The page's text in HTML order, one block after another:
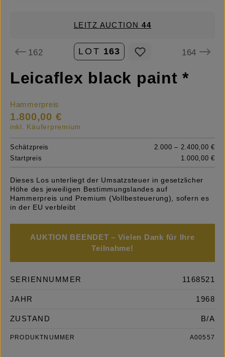
LEITZ AUCTION44
162 LOT 163 164
Leicaflex black paint *
Hammerpreis
1.800,00 €
inkl. Käuferpremium
Schätzpreis
2.000 – 2.400,00 €
Startpreis
1.000,00 €
Dieses Los unterliegt der Umsatzsteuer in gesetzlicher
Höhe des jeweiligen Bestimmungslandes auf
Hammerpreis und Premium (Vollbesteuerung), sofern es
in der EU verbleibt
AUKTION BEENDET – Vielen Dank für Ihre
Teilnahme!
SERIENNUMMER 1168521
JAHR 1968
ZUSTAND B/A
PRODUKTNUMMER A00557